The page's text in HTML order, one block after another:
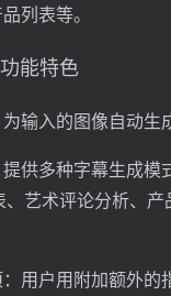
列表等。
能特色
输入的图像自动生
供多种字幕生成模
艺术评论分析、
用户用附加额外